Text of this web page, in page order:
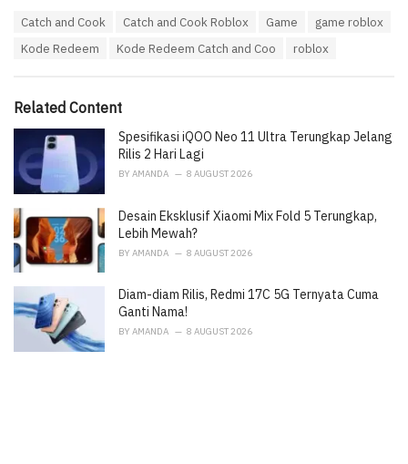
i
Catch and Cook Catch and Cook Roblox Game
game roblox
Kode Redeem
Kode Redeem Catch and Coo roblox
Related Content
Spesifikasi iQOO Neo 11 Ultra Terungkap Jelang
Rilis 2 Hari Lagi
BY AMANDA 8 AUGUST 2026
Desain Eksklusif Xiaomi Mix Fold 5 Terungkap,
Lebih Mewah?
BY AMANDA 8 AUGUST 2026
Diam-diam Rilis, Redmi 17C 5G Ternyata Cuma
Ganti Nama!
BY AMANDA 8 AUGUST 2026